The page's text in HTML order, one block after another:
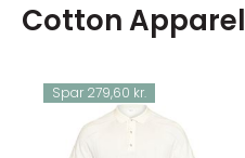
Cotton Apparel
Spar 279,60 kr.